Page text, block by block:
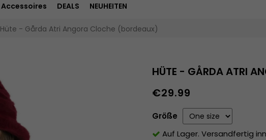
Accessoires DEALS NEUHEITEN
Hüte - Gårda Atri Angora Cloche (bordeaux)
HÜTE - GÅRDA ATRI
€29.99
Größe
Auf Lager. Versandfertig